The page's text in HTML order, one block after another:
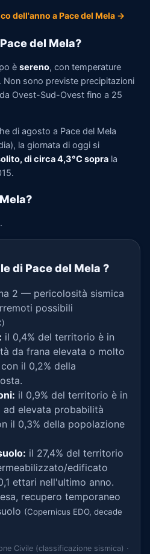
dell'anno a Pace del Mela →
del Mela?
è sereno, con temperature
Non sono previste precipitazioni
Ovest-Sud-Ovest fino a 25
di agosto a Pace del Mela
la giornata di oggi si
di circa 4,3°C sopra la
di Pace del Mela ?
2 — pericolosità sismica
possibili
il 0,4% del territorio è in
da frana elevata o molto
il 0,2% della
il 0,9% del territorio è in
ad elevata probabilità
il 0,3% della popolazione
il 27,4% del territorio
edificato
ettari nell'ultimo anno.
recupero temporaneo
(Copernicus EDO, decade
Civile (classificazione sismica) ·